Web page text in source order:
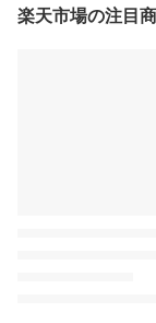
楽天市場の注目